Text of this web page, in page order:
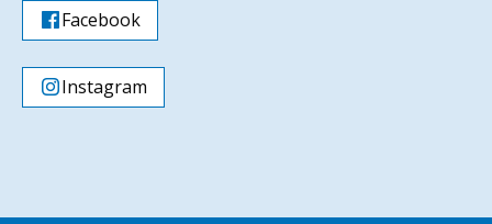
Facebook
Instagram